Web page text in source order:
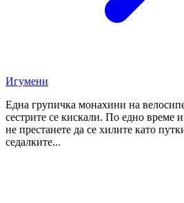
Игумени
Една групичка монахини на
сестрите се кискали. По едно време
не престанете да се хилите като
седалките...